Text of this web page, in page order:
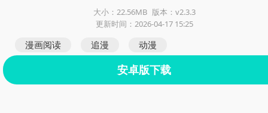
大小：22.56MB 版本：v2.3.3
更新时间：2026-04-17 15:25
漫画阅读 追漫 动漫
安卓版下载